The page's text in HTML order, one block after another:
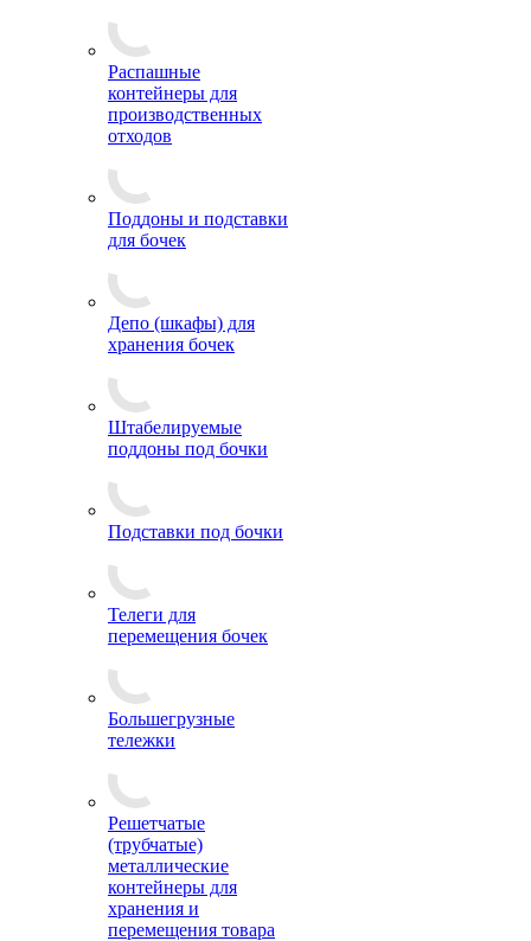
Распашные
контейнеры для
производственных
отходов
Поддоны и подставки
для бочек
Депо (шкафы) для
хранения бочек
Штабелируемые
поддоны под бочки
Подставки под бочки
Телеги для
перемещения бочек
Большегрузные
тележки
Решетчатые
(трубчатые)
металлические
контейнеры для
хранения и
перемещения товара